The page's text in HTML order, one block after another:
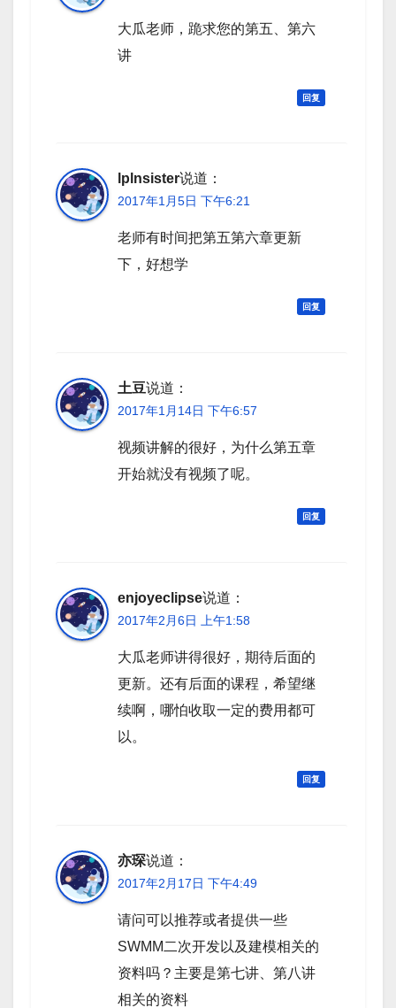
大瓜老师，跪求您的第五、第六
讲
回复
lplnsister说道：
2017年1月5日 下午6:21
老师有时间把第五第六章更新
下，好想学
回复
土豆说道：
2017年1月14日 下午6:57
视频讲解的很好，为什么第五章
开始就没有视频了呢。
回复
enjoyeclipse说道：
2017年2月6日 上午1:58
大瓜老师讲得很好，期待后面的
更新。还有后面的课程，希望继
续啊，哪怕收取一定的费用都可
以。
回复
亦琛说道：
2017年2月17日 下午4:49
请问可以推荐或者提供一些
SWMM二次开发以及建模相关的
资料吗？主要是第七讲、第八讲
相关的资料